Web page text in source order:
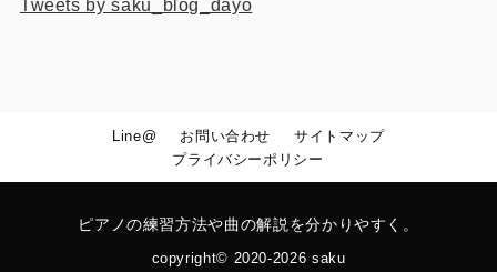
Tweets by saku_blog_dayo
Line@ お問い合わせ
サイトマップ
プライバシーポリシー
ピアノの練習方法や曲の解説を分かりやすく。
copyright© 2020-2026 saku